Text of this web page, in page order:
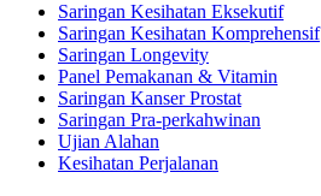
Saringan Kesihatan Eksekutif
Saringan Kesihatan Komprehensif
Saringan Longevity
Panel Pemakanan & Vitamin
Saringan Kanser Prostat
Saringan Pra-perkahwinan
Ujian Alahan
Kesihatan Perjalanan